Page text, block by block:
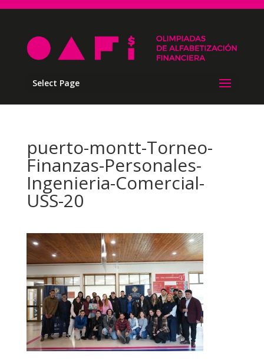
Select Page
puerto-montt-Torneo-
Finanzas-Personales-
Ingenieria-Comercial-
USS-20